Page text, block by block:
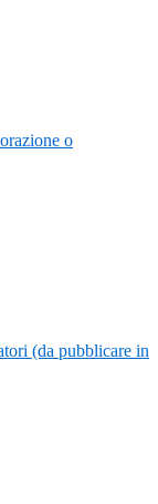
o
(da pubblicare in